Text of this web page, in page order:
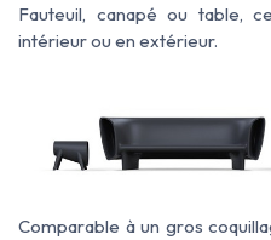
Fauteuil, canapé ou table, ce
intérieur ou en extérieur.
Comparable à un gros